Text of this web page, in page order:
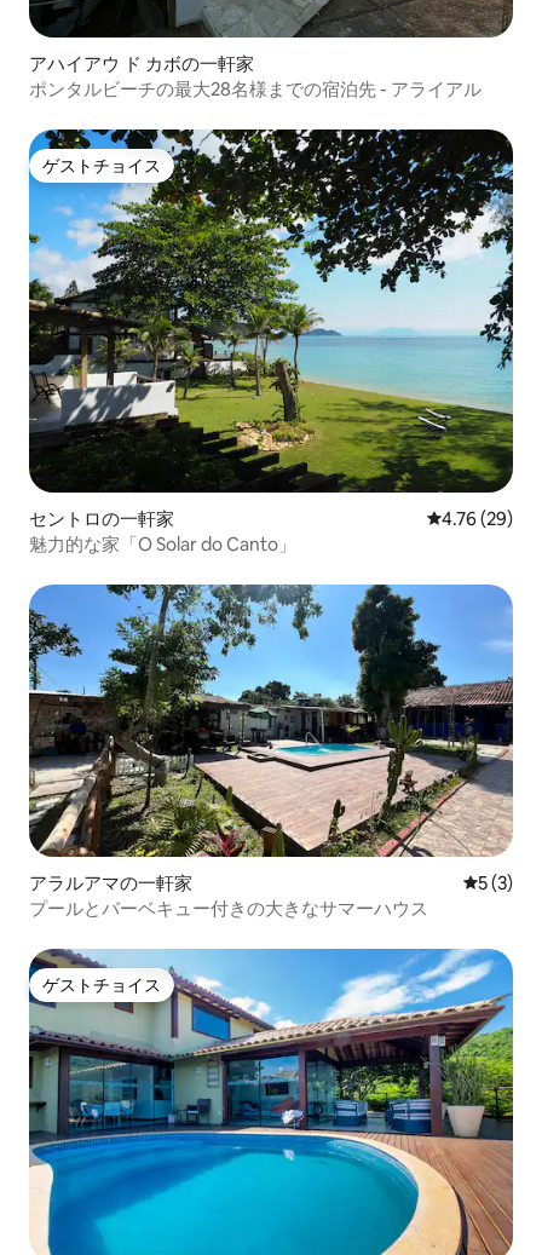
アハイアウ ド カボの一軒家
ポンタルビーチの最大28名様までの宿泊先 - アライアル
ゲストチョイス
ゲストチョイス
セントロの一軒家 レビュー29
4.76 (29)
魅力的な家「O Solar do Canto」
アラルアマの一軒家 レビュー
5 (3)
プールとバーベキュー付きの大きなサマーハウス
ゲストチョイス
ゲストチョイス